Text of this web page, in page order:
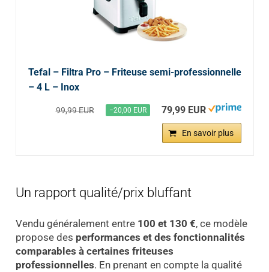
Tefal – Filtra Pro – Friteuse semi-professionnelle
– 4 L – Inox
99,99 EUR −20,00 EUR 79,99 EUR
En savoir plus
Un rapport qualité/prix bluffant
Vendu généralement entre 100 et 130 €, ce modèle
propose des performances et des fonctionnalités
comparables à certaines friteuses
professionnelles. En prenant en compte la qualité